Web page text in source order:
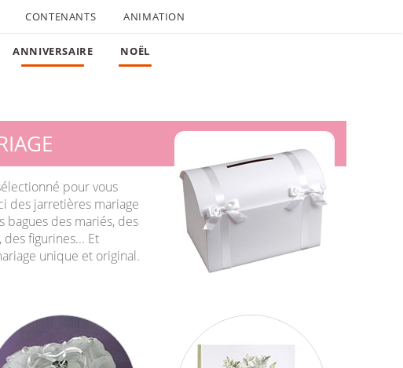
CONTENANTS ANIMATION
ANNIVERSAIRE NOËL
pour vous
des jarretières mariage
des mariés, des
, des figurines... Et
unique et original.